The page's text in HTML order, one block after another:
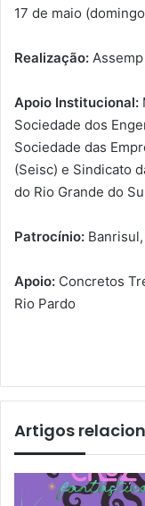
17 de maio
Realização: Assemp
Apoio Institucional:
Sociedade dos
Sociedade das
(Seisc) e Sindicato
do Rio Grande do
Patrocínio:
Apoio: Concretos
Rio Pardo
Artigos